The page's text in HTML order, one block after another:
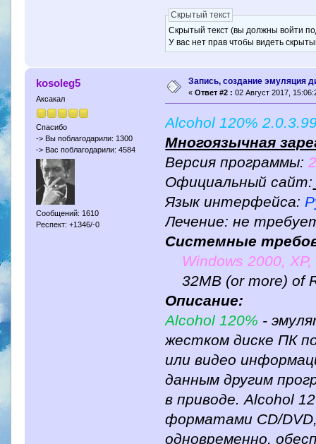
Скрытый текст
Скрытый текст (вы должны войти
У вас нет прав чтобы видеть
kosoleg5
Аксакал
Спасибо
-> Вы поблагодарили: 1300
-> Вас поблагодарили: 4584
Сообщений: 1610
Респект: +1346/-0
Запись, создание эмуляция
« Ответ #2 : 02 Август 2017,
Alcohol 120%
Многоязычная
Версия программы:
Официальный сайт:
Язык интерфейса:
Лечение: не
Системные
Windows 2000,
32MB (or more) of
Описание:
Alcohol 120% -
жестком диске ПК
или видео
данным другим
в приводе. Alcohol
форматами CD/
одновременно,